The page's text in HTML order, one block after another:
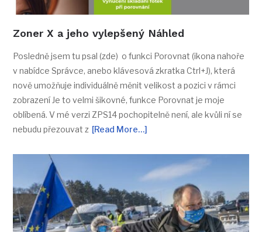
Zoner X a jeho vylepšený Náhled
Posledně jsem tu psal (zde) o funkci Porovnat (ikona nahoře
v nabídce Správce, anebo klávesová zkratka Ctrl+J), která
nově umožňuje individuálně měnit velikost a pozici v rámci
zobrazení Je to velmi šikovné, funkce Porovnat je moje
oblíbená. V mé verzi ZPS14 pochopitelně není, ale kvůli ní se
nebudu přezouvat z [Read More…]